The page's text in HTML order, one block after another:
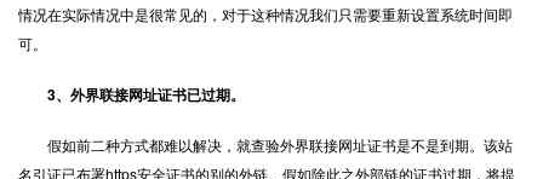
情况在实际情况中是很常见的，对于这种情况我们只需要重新设置系统时间即
可。
3、外界联接网址证书已过期。
假如前二种方式都难以解决，就查验外界联接网址证书是不是到期。该站
名引证已布署https安全证书的别的外链。假如除此之外部链的证书过期，将提